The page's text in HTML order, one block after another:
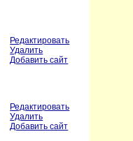
Редактировать
Удалить
Добавить сайт
Редактировать
Удалить
Добавить сайт